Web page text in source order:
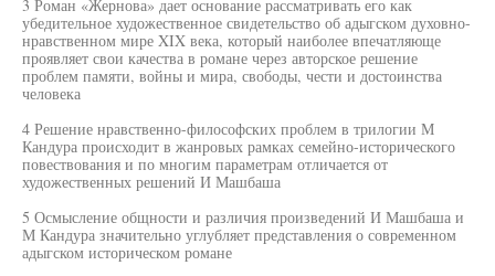
3 Роман «Жернова» дает основание рассматривать его как
убедительное художественное свидетельство об адыгском духовно-
нравственном мире XIX века, который наиболее впечатляюще
проявляет свои качества в романе через авторское решение
проблем памяти, войны и мира, свободы, чести и достоинства
человека
4 Решение нравственно-философских проблем в трилогии М
Кандура происходит в жанровых рамках семейно-исторического
повествования и по многим параметрам отличается от
художественных решений И Машбаша
5 Осмысление общности и различия произведений И Машбаша и
М Кандура значительно углубляет представления о современном
адыгском историческом романе